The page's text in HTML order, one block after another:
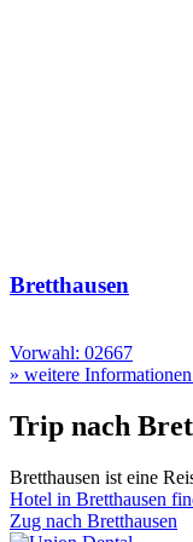
Bretthausen
Vorwahl: 02667
» weitere
Trip nach
Bretthausen ist eine
Hotel in Bretthausen
Zug nach Bretthausen